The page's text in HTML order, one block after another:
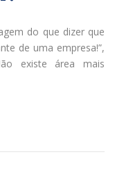
do que dizer que
de uma empresa!”,
existe área mais